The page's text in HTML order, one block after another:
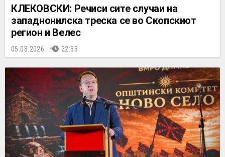
КЛЕКОВСКИ: Речиси сите случаи на
западнонилска треска се во Скопскиот
регион и Велес
05.08.2026. 22:33